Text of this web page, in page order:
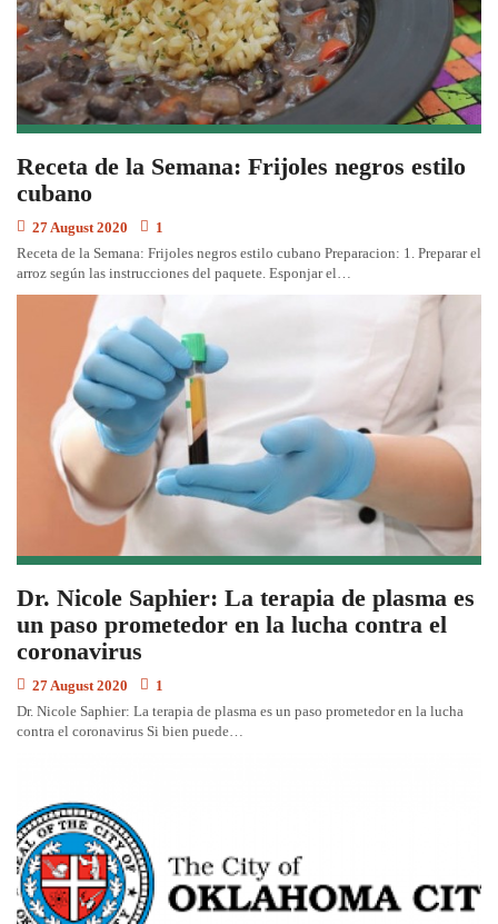
Receta de la Semana: Frijoles negros estilo
cubano
27 August 2020
1
Receta de la Semana: Frijoles negros estilo cubano Preparacion: 1. Preparar el
arroz según las instrucciones del paquete. Esponjar el…
Dr. Nicole Saphier: La terapia de plasma es
un paso prometedor en la lucha contra el
coronavirus
27 August 2020
1
Dr. Nicole Saphier: La terapia de plasma es un paso prometedor en la lucha
contra el coronavirus Si bien puede…